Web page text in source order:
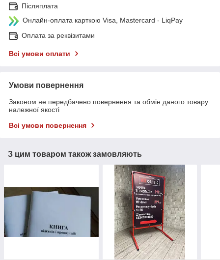
Післяплата
Онлайн-оплата карткою Visa, Mastercard - LiqPay
Оплата за реквізитами
Всі умови оплати
Умови повернення
Законом не передбачено повернення та обмін даного товару
належної якості
Всі умови повернення
З цим товаром також замовляють